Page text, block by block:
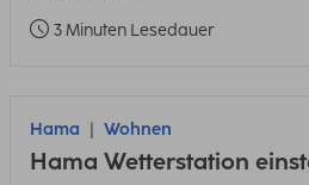
3 Minuten Lesedauer
Hama Wohnen
Hama Wetterstation